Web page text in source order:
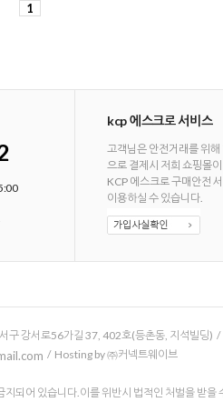
1
kcp 에스크로 서비스
고객님은 안전거래를 위해
으로 결제시 저희 쇼핑몰
KCP 에스크로 구매안전
이용하실 수 있습니다.
강서로56가길 37, 402호(등촌동, 지석빌딩
/ Hosting by ㈜커넥트웨이브
되어 있습니다.이를 위반시 법적인 처벌을 받을